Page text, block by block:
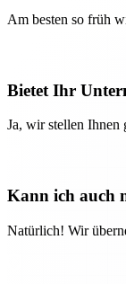
Am besten so früh
Bietet Ihr
Ja, wir stellen Ihnen
Kann ich auch
Natürlich! Wir